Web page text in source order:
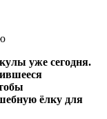
уже сегодня.
ёлку для